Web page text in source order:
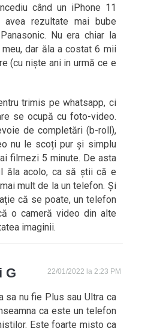
când un iPhone 11
rezultate mai bube
Nu era chiar la
dar ăla a costat 6 mii
(cu niște ani in urmă ce e
trimis pe whatsapp, ci
se ocupă cu foto-video.
de completări (b-roll),
nu le scoți pur și simplu
filmezi 5 minute. De asta
ăla acolo, ca să știi că e
mult de la un telefon. Și
că se poate, un telefon
o cameră video din alte
imaginii.
G 22/01/2022 la 2:23 PM
sa nu fie Plus sau Ultra ca
ca este un telefon
Este foarte misto ca